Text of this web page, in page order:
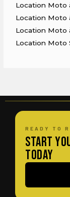
Location Moto
Location Moto
Location Moto
Location Moto
READY TO
Start
Today